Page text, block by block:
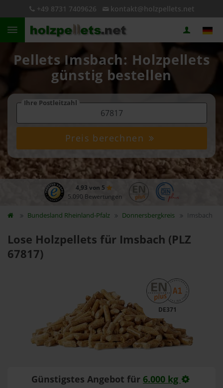
+49 8731 7409626 kontakt@holzpellets.net
Pellets Imsbach: Holzpellets
günstig bestellen
Ihre Postleitzahl
Preis berechnen
4,93 von 5
5.090 Bewertungen
Bundesland Rheinland-Pfalz Donnersbergkreis Imsbach
Lose Holzpellets für Imsbach (PLZ
67817)
DE371
Günstigstes Angebot für 6.000 kg